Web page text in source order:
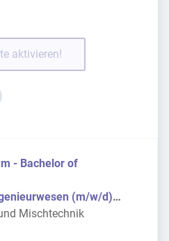
aktivieren!
- Bachelor of
(m/w/d)
Mischtechnik